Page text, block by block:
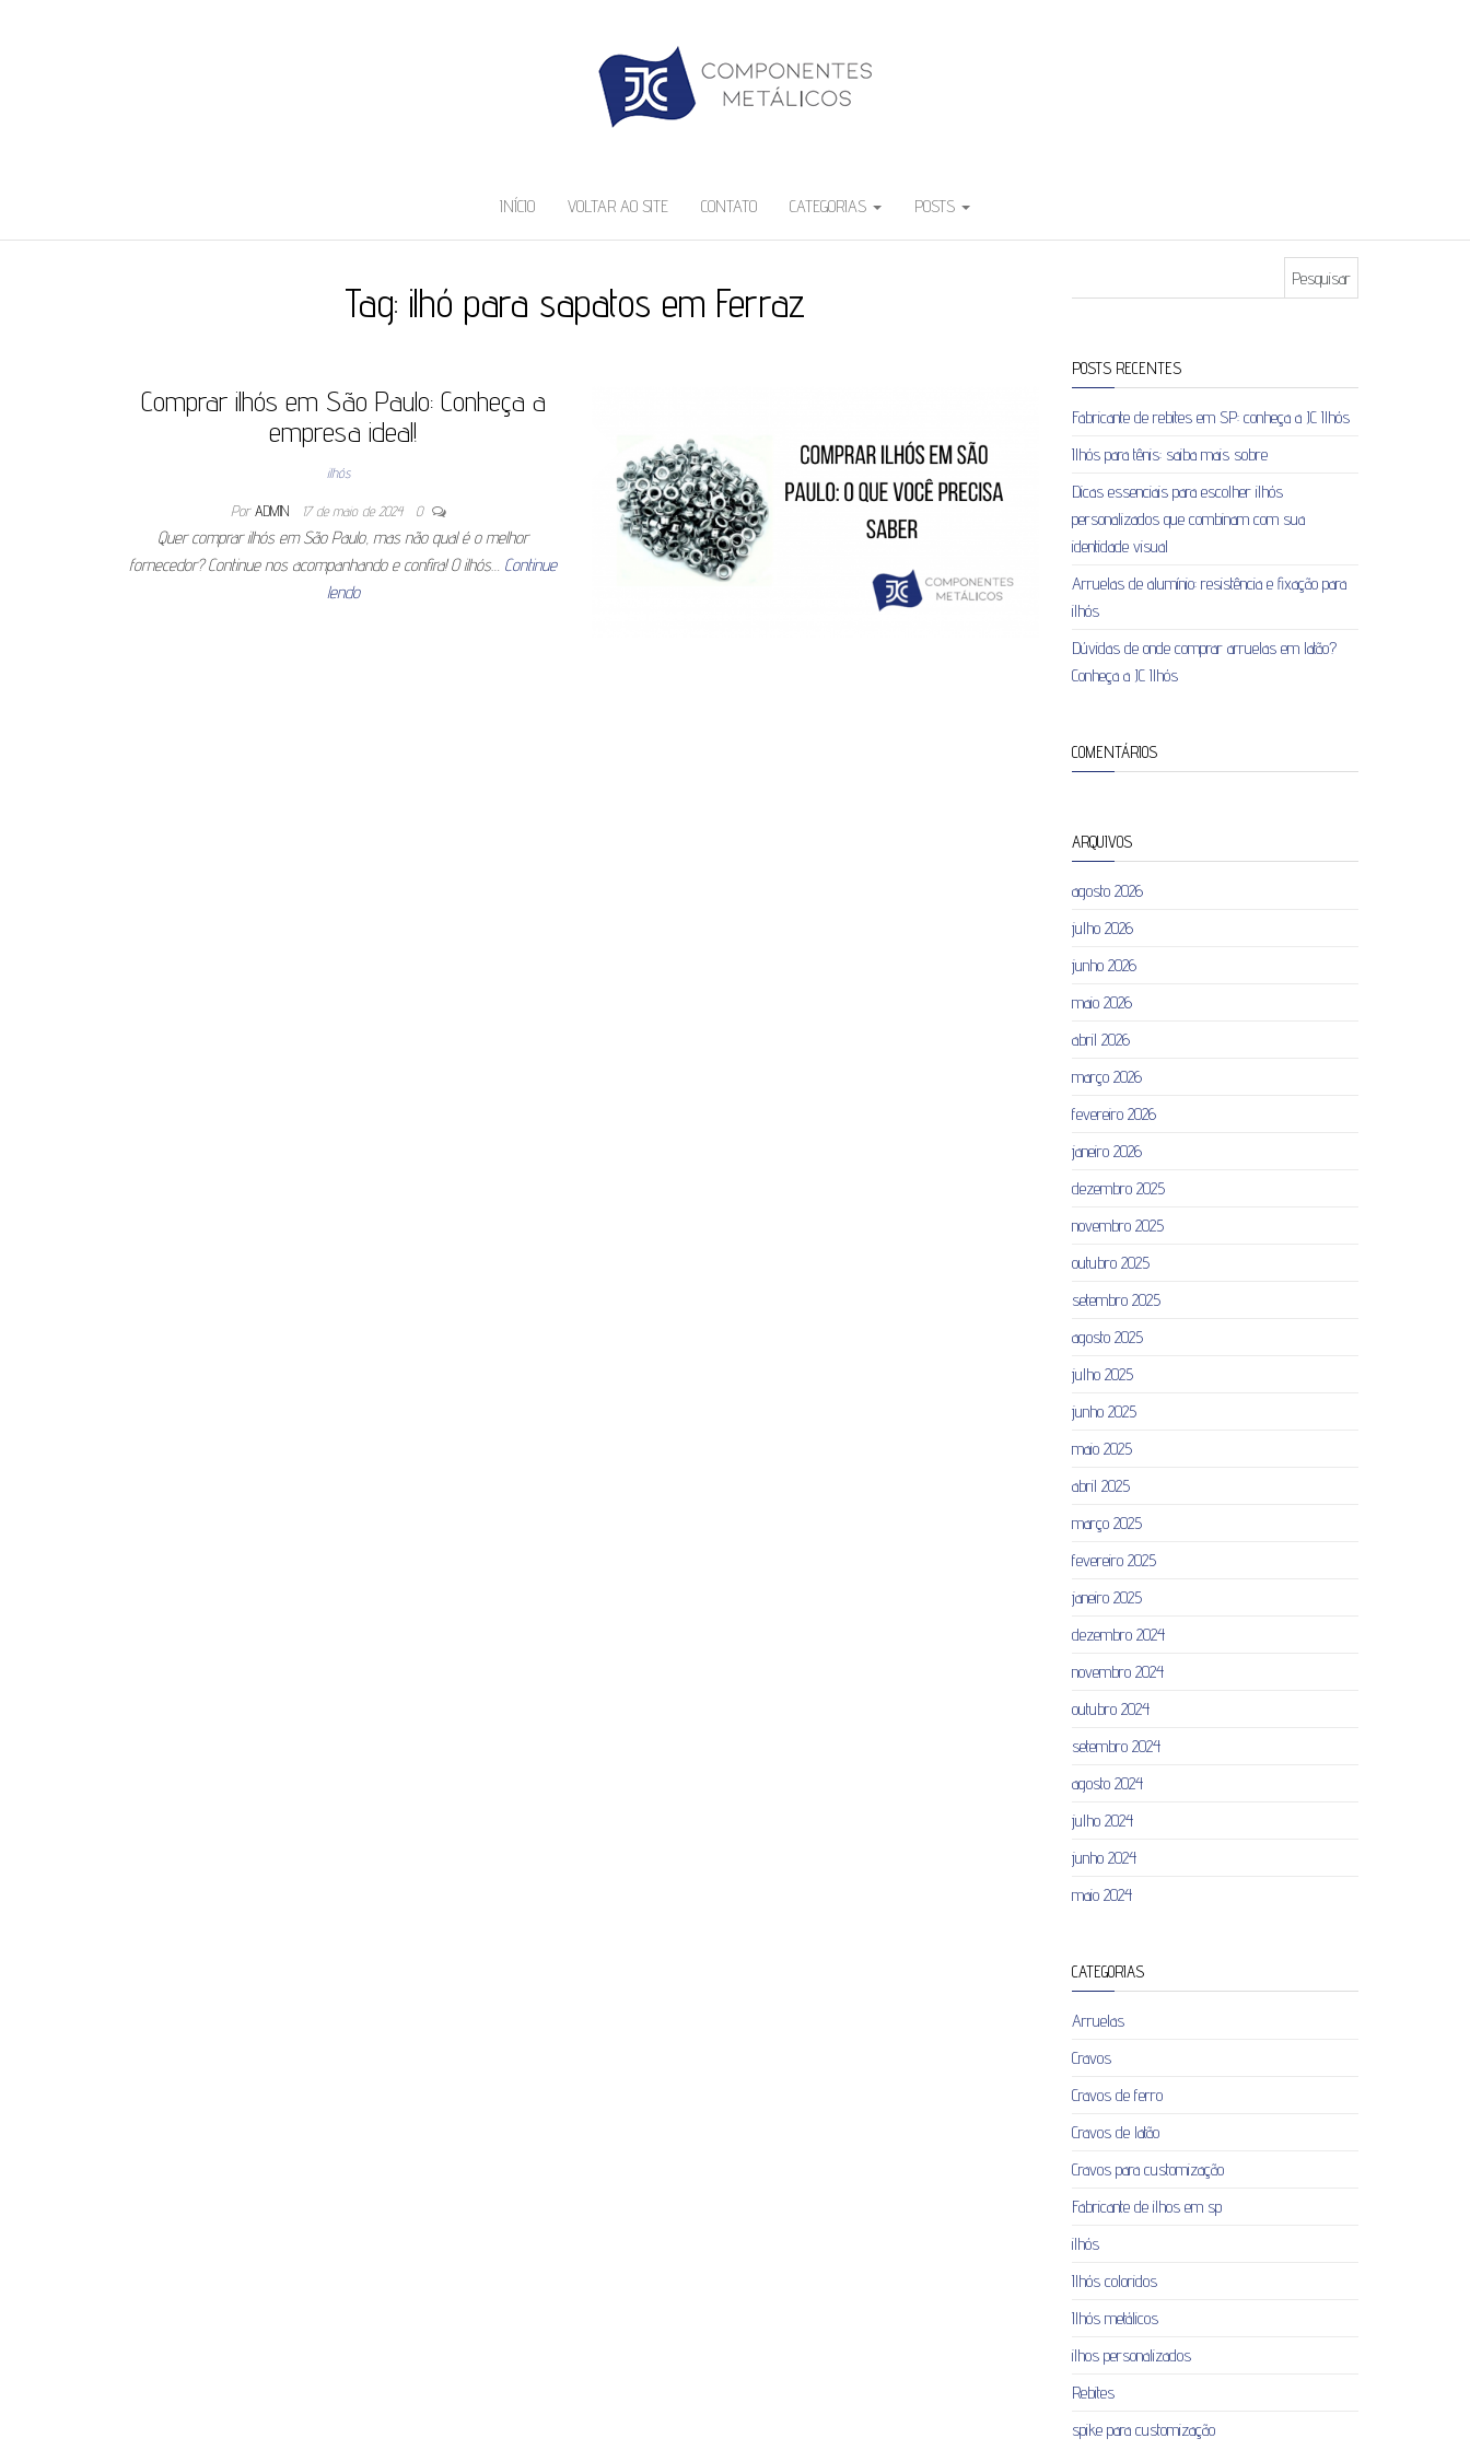
INÍCIO VOLTAR AO SITE CONTATO CATEGORIAS POSTS
Tag: ilhó para sapatos em Ferraz
Comprar ilhós em São Paulo: Conheça a
empresa ideal!
ilhós
Por ADMIN 17 de maio de 2024 0
Quer comprar ilhós em São Paulo, mas não qual é o melhor
fornecedor? Continue nos acompanhando e confira! O ilhós… Continue
lendo
POSTS RECENTES
Fabricante de rebites em SP: conheça a JC Ilhós
Ilhós para tênis: saiba mais sobre
Dicas essenciais para escolher ilhós
personalizados que combinam com sua
identidade visual
Arruelas de alumínio: resistência e fixação para
ilhós
Dúvidas de onde comprar arruelas em latão?
Conheça a JC Ilhós
COMENTÁRIOS
ARQUIVOS
agosto 2026
julho 2026
junho 2026
maio 2026
abril 2026
março 2026
fevereiro 2026
janeiro 2026
dezembro 2025
novembro 2025
outubro 2025
setembro 2025
agosto 2025
julho 2025
junho 2025
maio 2025
abril 2025
março 2025
fevereiro 2025
janeiro 2025
dezembro 2024
novembro 2024
outubro 2024
setembro 2024
agosto 2024
julho 2024
junho 2024
maio 2024
CATEGORIAS
Arruelas
Cravos
Cravos de ferro
Cravos de latão
Cravos para customização
Fabricante de ilhos em sp
ilhós
Ilhós coloridos
Ilhós metálicos
ilhos personalizados
Rebites
spike para customização